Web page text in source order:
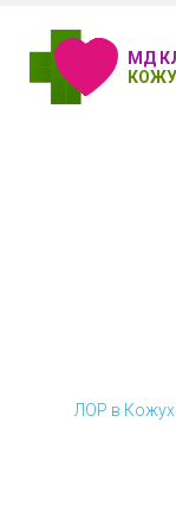
МД
ЛОР в